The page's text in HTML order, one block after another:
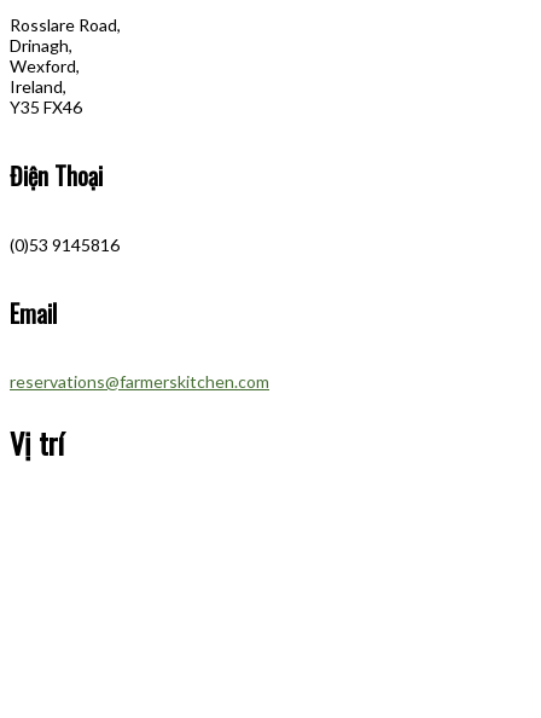
Rosslare Road,
Drinagh,
Wexford,
Ireland,
Y35 FX46
Điện Thoại
(0)53 9145816
Email
reservations@farmerskitchen.com
Vị trí